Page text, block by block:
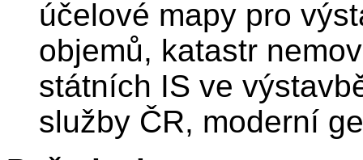
účelové mapy pro
objemů, katastr
státních IS ve
služby ČR, moderní